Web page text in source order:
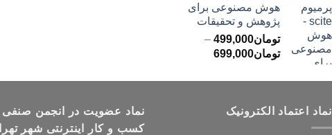
تا
تومان499,000
هوش مصنوعی برای
پژوهش و تحقیقات
تومان499,000
–
تومان699,000محدوده
تومان499,000
نماد اعتماد الکترونیک
نماد عضویت در انجمن صنفی
کسب و کار اینترنتی شهر